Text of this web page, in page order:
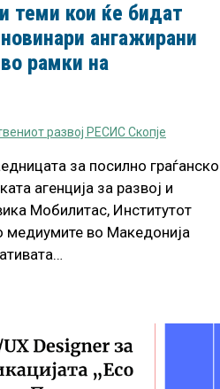
теми кои ќе бидат
ангажирани
рамки на
развој РЕСИС Скопје
за посилно граѓанско
агенција за развој и
Мобилитас, Институтот
медиумите во Македонија